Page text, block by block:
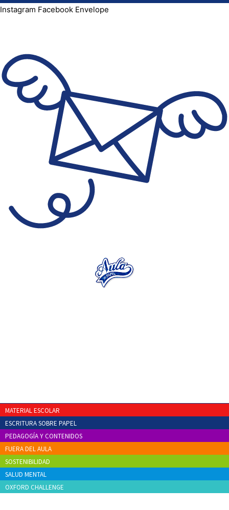
Instagram Facebook Envelope
MATERIAL ESCOLAR
ESCRITURA SOBRE PAPEL
PEDAGOGÍA Y CONTENIDOS
FUERA DEL AULA
SOSTENIBILIDAD
SALUD MENTAL
OXFORD CHALLENGE